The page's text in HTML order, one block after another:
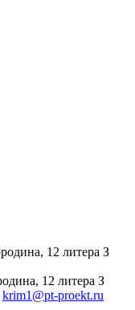
12 литера З
12 литера З
krim1@pt-proekt.ru